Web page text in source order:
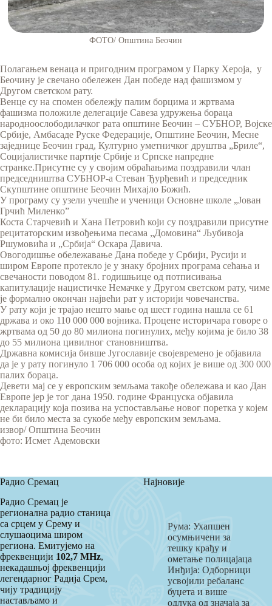
ФОТО/ Општина Беочин
Полагањем венаца и пригодним програмом у Парку Хероја, у
Беочину је свечано обележен Дан победе над фашизмом у
Другом светском рату.
Венце су на спомен обележју палим борцима и жртвама
фашизма положиле делегације Савеза удружења бораца
народноослободилачког рата општине Беочин – СУБНОР, Војске
Србије, Амбасаде Руске Федерације, Општине Беочин, Месне
заједнице Беочин град, Културно уметничког друштва „Бриле“,
Социјалистичке партије Србије и Српске напредне
странке.Присутне су у својим обраћањима поздравили члан
председништва СУБНОР-а Стеван Ђурђевић и председник
Скупштине општине Беочин Михајло Божић.
У програму су узели учешће и ученици Основне школе „Јован
Грчић Миленко”
Коста Старчевић и Хана Петровић који су поздравили присутне
рецитаторским извођењима песама „Домовина“ Љубивоја
Ршумовића и „Србија“ Оскара Давича.
Овогодишње обележавање Дана победе у Србији, Русији и
широм Европе протекло је у знаку бројних програма сећања и
свечаности поводом 81. годишњице од потписивања
капитулације нацистичке Немачке у Другом светском рату, чиме
је формално окончан највећи рат у историји човечанства.
У рату који је трајао нешто мање од шест година нашла се 61
држава и око 110 000 000 војника. Процене историчара говоре о
жртвама од 50 до 80 милиона погинулих, међу којима је било 38
до 55 милиона цивилног становништва.
Државна комисија бивше Југославије својевремено је објавила
да је у рату погинуло 1 706 000 особа од којих је више од 300 000
палих бораца.
Девети мај се у европским земљама такође обележава и као Дан
Европе јер је тог дана 1950. године Француска објавила
декларацију која позива на успостављање новог поретка у којем
не би било места за сукобе међу европским земљама.
извор/ Општина Беочин
фото: Исмет Адемовски
Радио Сремац
Радио Сремац је
регионална радио станица
са срцем у Срему и
слушаоцима широм
региона. Емитујемо на
фреквенцији 102,7 MHz,
некадашњој фреквенцији
легендарног Радија Срем,
чију традицију
настављамо и
Најновије
Рума: Ухапшен
осумњичени за
тешку крађу и
ометање полицајаца
Инђија: Одборници
усвојили ребаланс
буџета и више
одлука од значаја за